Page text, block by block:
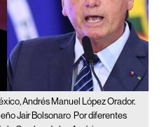
Andrés Manuel López Orador.
Jair Bolsonaro Por diferentes